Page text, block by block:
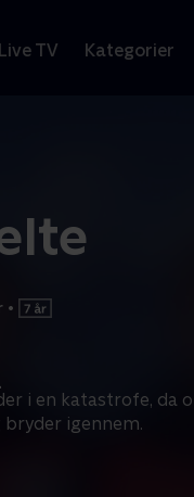
Live TV Kategorier
•
i en katastrofe, da
bryder igennem.